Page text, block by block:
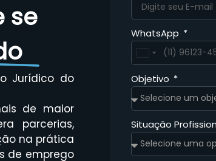
se
Jurídico do
de maior
parcerias,
na prática
de emprego
WhatsApp
Brazil
+55
Objetivo
Situação